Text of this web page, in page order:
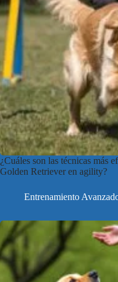
¿Cuáles son las técnicas más
Golden Retriever en agility?
Entrenamiento